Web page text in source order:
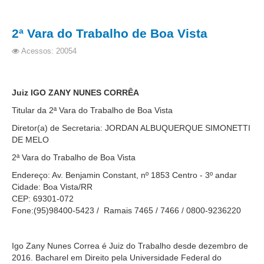
Automação e IA
Gestão Estratégica
Governança das Contratações Obras
Rede de Governança Colaborativa
Laboratório de Inovação
Assessoria de Governança de Gestão de Pessoas
Sites Institucionais
Centro de Memória
2ª Vara do Trabalho de Boa Vista
Acessos: 20054
Juiz IGO ZANY NUNES CORRÊA
Titular da 2ª Vara do Trabalho de Boa Vista
Diretor(a) de Secretaria: JORDAN ALBUQUERQUE SIMONETTI
DE MELO
2ª Vara do Trabalho de Boa Vista
Endereço: Av. Benjamin Constant, nº 1853 Centro - 3º andar
Cidade: Boa Vista/RR
CEP: 69301-072
Fone:(95)98400-5423 / Ramais 7465 / 7466 / 0800-9236220
Igo Zany Nunes Correa é Juiz do Trabalho desde dezembro de
2016. Bacharel em Direito pela Universidade Federal do